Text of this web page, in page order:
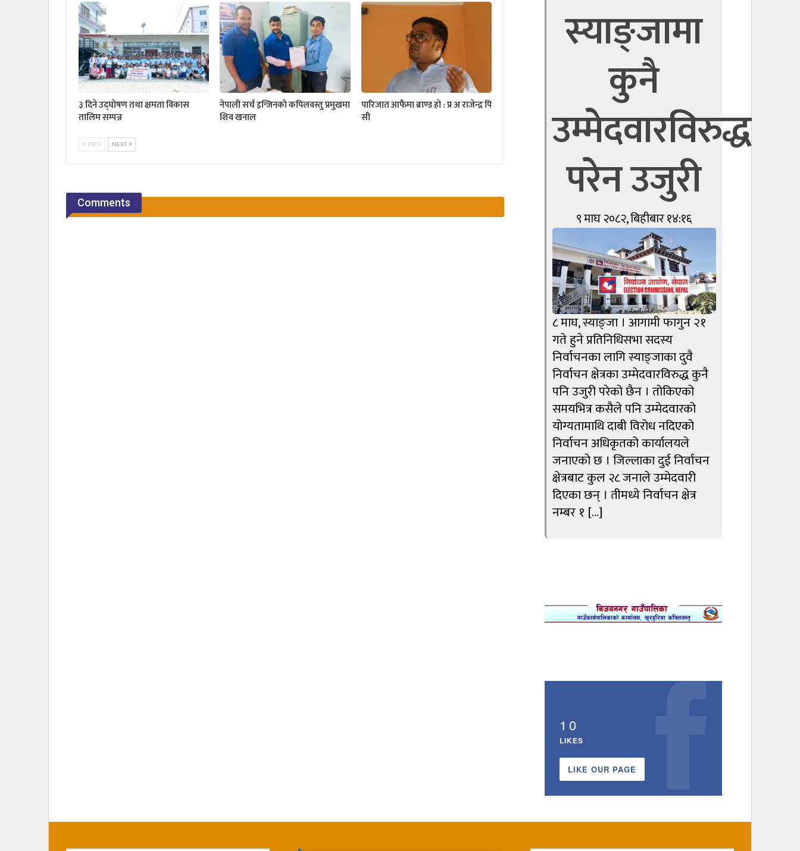
३ दिने उद्घोषण तथा क्षमता विकास
तालिम सम्पन्न
नेपाली सर्च इन्जिनको कपिलवस्तु प्रमुखमा
शिव खनाल
पारिजात आफैमा ब्राण्ड हो : प्र अ राजेन्द्र पि
सी
PREV NEXT
Comments
स्याङ्जामा
कुनै
उम्मेदवारविरुद्ध
परेन उजुरी
९ माघ २०८२, बिहीबार १४:१६
८ माघ, स्याङ्जा । आगामी फागुन २१
गते हुने प्रतिनिधिसभा सदस्य
निर्वाचनका लागि स्याङ्जाका दुवै
निर्वाचन क्षेत्रका उम्मेदवारविरुद्ध कुनै
पनि उजुरी परेको छैन । तोकिएको
समयभित्र कसैले पनि उम्मेदवारको
योग्यतामाथि दाबी विरोध नदिएको
निर्वाचन अधिकृतको कार्यालयले
जनाएको छ । जिल्लाका दुई निर्वाचन
क्षेत्रबाट कुल २८ जनाले उम्मेदवारी
दिएका छन् । तीमध्ये निर्वाचन क्षेत्र
नम्बर १ […]
10
LIKES
LIKE OUR PAGE